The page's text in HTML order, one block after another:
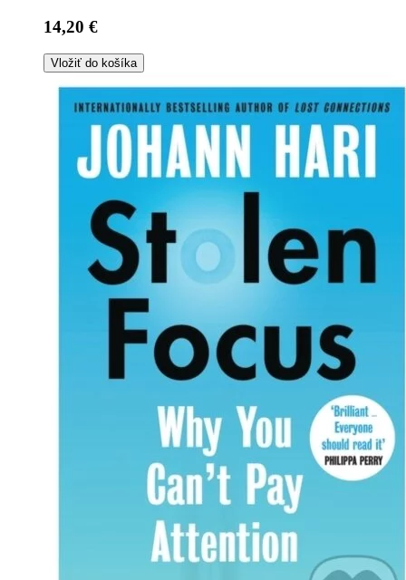
14,20 €
Vložiť do košíka